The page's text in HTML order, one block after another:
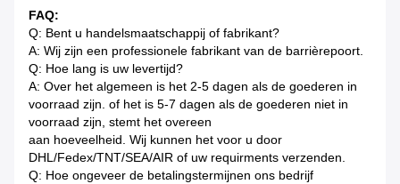
FAQ:
Q: Bent u handelsmaatschappij of fabrikant?
A: Wij zijn een professionele fabrikant van de barrièrepoort.
Q: Hoe lang is uw levertijd?
A: Over het algemeen is het 2-5 dagen als de goederen in
voorraad zijn. of het is 5-7 dagen als de goederen niet in
voorraad zijn, stemt het overeen
aan hoeveelheid. Wij kunnen het voor u door
DHL/Fedex/TNT/SEA/AIR of uw requirments verzenden.
Q: Hoe ongeveer de betalingstermijnen ons bedrijf